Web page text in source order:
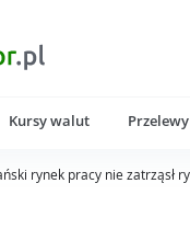
Kursy walut
rynek pracy nie zatrząsł